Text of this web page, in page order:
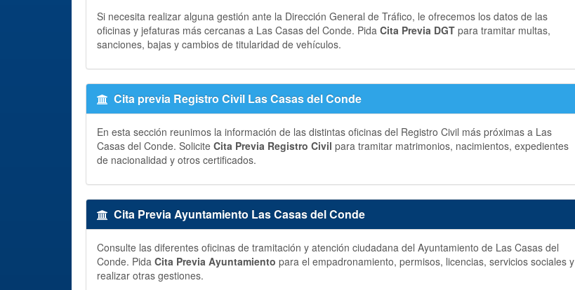
Si necesita realizar alguna gestión ante la Dirección General de Tráfico, le ofrecemos los datos de las
oficinas y jefaturas más cercanas a Las Casas del Conde. Pida Cita Previa DGT para tramitar multas,
sanciones, bajas y cambios de titularidad de vehículos.
Cita previa Registro Civil Las Casas del Conde
En esta sección reunimos la información de las distintas oficinas del Registro Civil más próximas a Las
Casas del Conde. Solicite Cita Previa Registro Civil para tramitar matrimonios, nacimientos, expedientes
de nacionalidad y otros certificados.
Cita Previa Ayuntamiento Las Casas del Conde
Consulte las diferentes oficinas de tramitación y atención ciudadana del Ayuntamiento de Las Casas del
Conde. Pida Cita Previa Ayuntamiento para el empadronamiento, permisos, licencias, servicios sociales y
realizar otras gestiones.